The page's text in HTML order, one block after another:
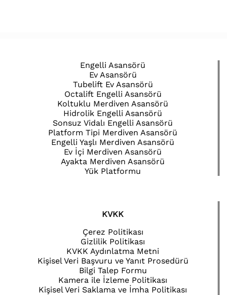
Engelli Asansörü
Ev Asansörü
Tubelift Ev Asansörü
Octalift Engelli Asansörü
Koltuklu Merdiven Asansörü
Hidrolik Engelli Asansörü
Sonsuz Vidalı Engelli Asansörü
Platform Tipi Merdiven Asansörü
Engelli Yaşlı Merdiven Asansörü
Ev İçi Merdiven Asansörü
Ayakta Merdiven Asansörü
Yük Platformu
KVKK
Çerez Politikası
Gizlilik Politikası
KVKK Aydınlatma Metni
Kişisel Veri Başvuru ve Yanıt Prosedürü
Bilgi Talep Formu
Kamera ile İzleme Politikası
Kişisel Veri Saklama ve İmha Politikası